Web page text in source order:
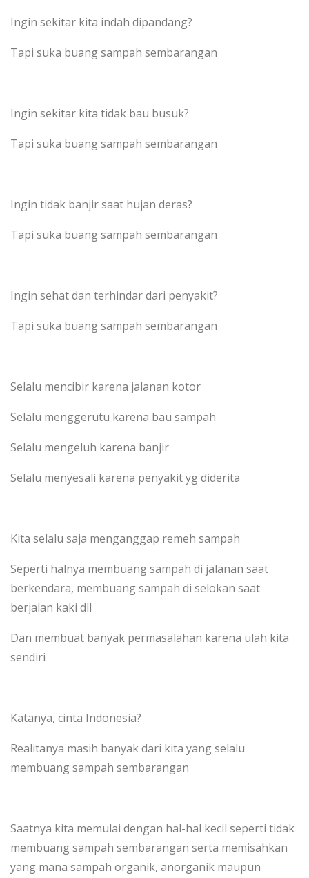
Ingin sekitar kita indah dipandang?
Tapi suka buang sampah sembarangan
Ingin sekitar kita tidak bau busuk?
Tapi suka buang sampah sembarangan
Ingin tidak banjir saat hujan deras?
Tapi suka buang sampah sembarangan
Ingin sehat dan terhindar dari penyakit?
Tapi suka buang sampah sembarangan
Selalu mencibir karena jalanan kotor
Selalu menggerutu karena bau sampah
Selalu mengeluh karena banjir
Selalu menyesali karena penyakit yg diderita
Kita selalu saja menganggap remeh sampah
Seperti halnya membuang sampah di jalanan saat
berkendara, membuang sampah di selokan saat
berjalan kaki dll
Dan membuat banyak permasalahan karena ulah kita
sendiri
Katanya, cinta Indonesia?
Realitanya masih banyak dari kita yang selalu
membuang sampah sembarangan
Saatnya kita memulai dengan hal-hal kecil seperti tidak
membuang sampah sembarangan serta memisahkan
yang mana sampah organik, anorganik maupun